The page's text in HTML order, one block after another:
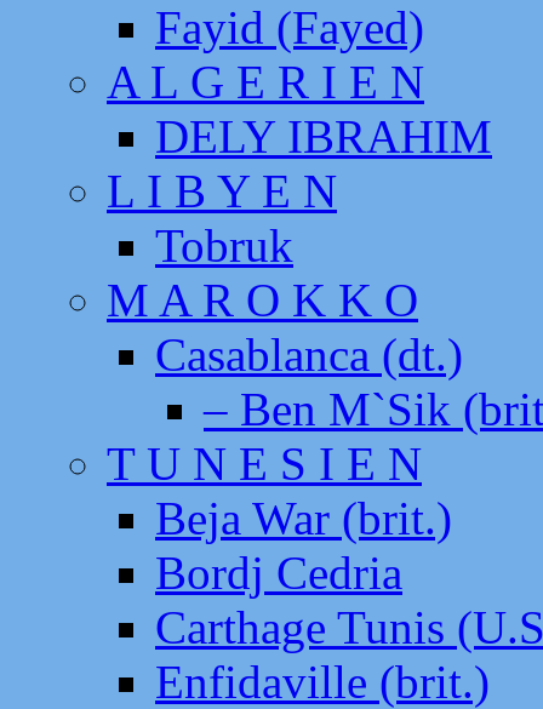
Fayid (Fayed)
A L G E R I E N
DELY IBRAHIM
L I B Y E N
Tobruk
M A R O K K O
Casablanca (dt.)
– Ben M`Sik
T U N E S I E N
Beja War (brit.)
Bordj Cedria
Carthage Tunis
Enfidaville (brit.)